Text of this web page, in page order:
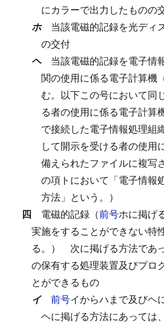
にカラーで出力したものの
ホ 当該電磁的記録を光ディ
の交付
ヘ 当該電磁的記録を電子情
関の使用に係る電子計算機
む。以下この号において同
る者の使用に係る電子計算
で接続した電子情報処理組
して開示を受ける者の使用
備えられたファイルに複写
の項トにおいて「電子情報
方法」という。）
四 電磁的記録（前号ホに掲げ
実施をすることができない特
る。）
次に掲げる方法であ
の保有する処理装置及びプロ
とができるもの
イ 前号イからハまで及びヘ
ヘに掲げる方法にあっては